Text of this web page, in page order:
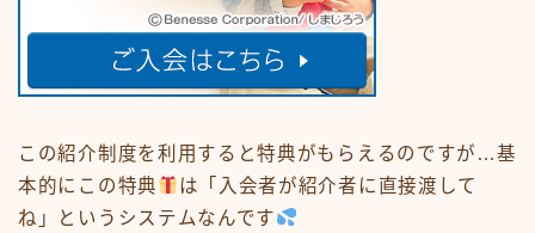
この紹介制度を利用すると特典がもらえるのですが…基
本的にこの特典
は「入会者が紹介者に直接渡して
ね」というシステムなんです